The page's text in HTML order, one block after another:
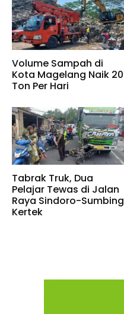
Volume Sampah di
Kota Magelang Naik 20
Ton Per Hari
Tabrak Truk, Dua
Pelajar Tewas di Jalan
Raya Sindoro-Sumbing
Kertek